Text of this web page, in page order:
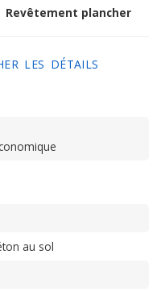
Revêtement plancher
LES DÉTAILS
au sol